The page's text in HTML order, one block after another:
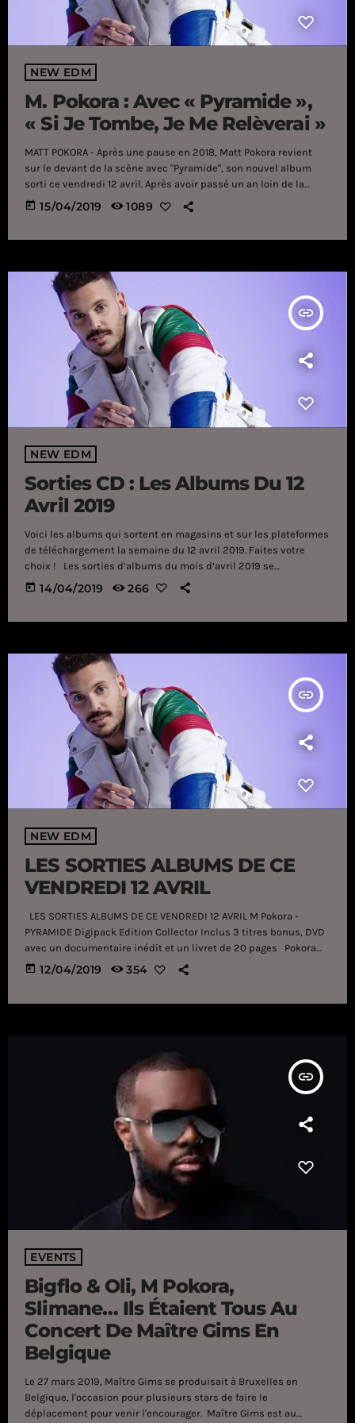
NEW EDM
M. Pokora : Avec « Pyramide »,
« Si Je Tombe, Je Me Relèverai »
MATT POKORA - Après une pause en 2018, Matt Pokora revient
sur le devant de la scène avec "Pyramide", son nouvel album
sorti ce vendredi 12 avril. Après avoir passé un an loin de la
France, son pays d'origine, M. Pokora est de retour avec un
huitième et nouvel album : Pyramide. Plus de deux ans après My
today 15/04/2019 1089
insert_link
NEW EDM
Sorties CD : Les Albums Du 12
Avril 2019
Voici les albums qui sortent en magasins et sur les plateformes
de téléchargement la semaine du 12 avril 2019. Faites votre
choix ! Les sorties d’albums du mois d’avril 2019 se
distinguent par leur grande variété. De la chanson française
(Brel : Ces gens-là, Chimène Badi), de la pop (Najoua Belyzel,
today 14/04/2019 266
insert_link
NEW EDM
LES SORTIES ALBUMS DE CE
VENDREDI 12 AVRIL
LES SORTIES ALBUMS DE CE VENDREDI 12 AVRIL M Pokora -
PYRAMIDE Digipack Edition Collector Inclus 3 titres bonus, DVD
avec un documentaire inédit et un livret de 20 pages Pokora
est de retour avec son nouvel album «Pyramide»! Comme une
renaissance artistique... Après plus d’un an d’absence, le
today 12/04/2019 354
insert_link
EVENTS
Bigflo & Oli, M Pokora,
Slimane… Ils Étaient Tous Au
Concert De Maître Gims En
Belgique
Le 27 mars 2019, Maître Gims se produisait à Bruxelles en
Belgique, l'occasion pour plusieurs stars de faire le
déplacement pour venir l'encourager. Maître Gims est au